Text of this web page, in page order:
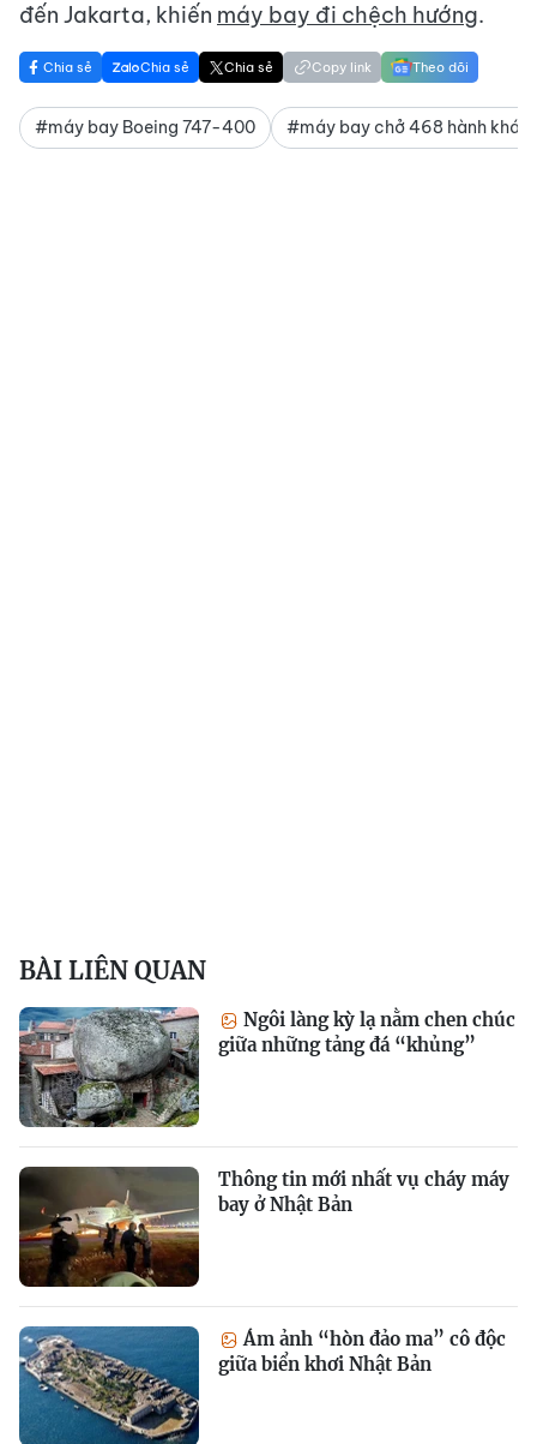
đến Jakarta, khiến máy bay đi chệch hướng.
Chia sẻ Chia sẻ Chia sẻ Copy link Theo dõi
#máy bay Boeing 747-400 #máy bay chở 468 hành
BÀI LIÊN QUAN
Ngôi làng kỳ lạ nằm chen chúc
giữa những tảng đá “khủng”
Thông tin mới nhất vụ cháy máy
bay ở Nhật Bản
Ám ảnh “hòn đảo ma” cô độc
giữa biển khơi Nhật Bản